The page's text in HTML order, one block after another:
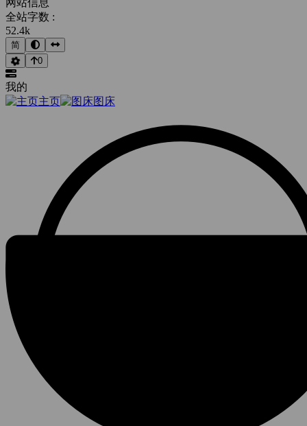
全站字数 :
52.4k
简
0
我的
主页
图床